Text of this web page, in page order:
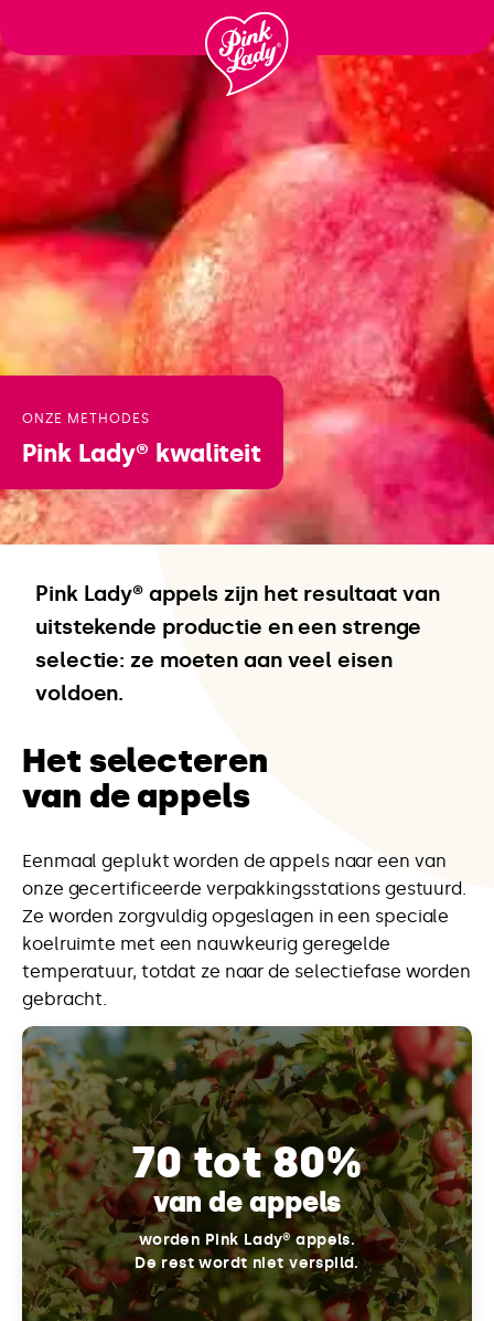
naar
inhoud
ONZE METHODES
Pink Lady® kwaliteit
Pink Lady® appels zijn het resultaat van
uitstekende productie en een strenge
selectie: ze moeten aan veel eisen
voldoen.
Het selecteren
van de appels
Eenmaal geplukt worden de appels naar een van
onze gecertificeerde verpakkingsstations gestuurd.
Ze worden zorgvuldig opgeslagen in een speciale
koelruimte met een nauwkeurig geregelde
temperatuur, totdat ze naar de selectiefase worden
gebracht.
70 tot 80%
van de appels
worden Pink Lady® appels.
De rest wordt niet verspild.